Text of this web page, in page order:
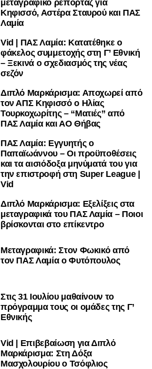
μεταγραφικό ρεπορτάζ για
Κηφισσό, Αστέρα Σταυρού και ΠΑΣ
Λαμία
Vid | ΠΑΣ Λαμία: Κατατέθηκε ο
φάκελος συμμετοχής στη Γ’ Εθνική
– Ξεκινά ο σχεδιασμός της νέας
σεζόν
Διπλό Μαρκάρισμα: Αποχωρεί από
τον ΑΠΣ Κηφισσό ο Ηλίας
Τουρκοχωρίτης – “Ματιές” από
ΠΑΣ Λαμία και ΑΟ Θήβας
ΠΑΣ Λαμία: Εγγυητής ο
Παπαϊωάννου – Οι προϋποθέσεις
και τα αισιόδοξα μηνύματά του για
την επιστροφή στη Super League |
Vid
Διπλό Μαρκάρισμα: Εξελίξεις στα
μεταγραφικά του ΠΑΣ Λαμία – Ποιοι
βρίσκονται στο επίκεντρο
Μεταγραφικά: Στον Φωκικό από
τον ΠΑΣ Λαμία ο Φυτόπουλος
Στις 31 Ιουλίου μαθαίνουν το
πρόγραμμα τους οι ομάδες της Γ’
Εθνικής
Vid | Επιβεβαίωση για Διπλό
Μαρκάρισμα: Στη Δόξα
Μασχολουρίου ο Τσόφλιος